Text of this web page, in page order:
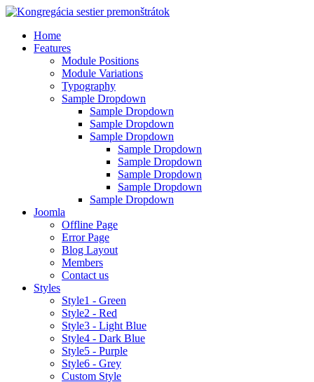
Home
Features
Module Positions
Module Variations
Typography
Sample Dropdown
Sample Dropdown
Sample Dropdown
Sample Dropdown
Sample Dropdown
Sample Dropdown
Sample Dropdown
Sample Dropdown
Sample Dropdown
Joomla
Offline Page
Error Page
Blog Layout
Members
Contact us
Styles
Style1 - Green
Style2 - Red
Style3 - Light Blue
Style4 - Dark Blue
Style5 - Purple
Style6 - Grey
Custom Style